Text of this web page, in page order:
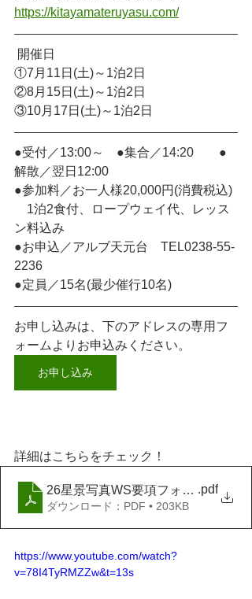
https://kitayamateruyasu.com/
開催日
①7月11日(土)～1泊2日
②8月15日(土)～1泊2日
③10月17日(土)～1泊2日
●受付／13:00～　●集合／14:20　　●
解散／翌日12:00
●参加料／お一人様20,000円(消費税込)
1泊2食付、ロープウェイ代、レッス
ン料込み
●お申込／アルブ天元台　TEL0238-55-
2236
●定員／15名(最少催行10名)
お申し込みは、下のアドレスの専用フ
ォームよりお申込みください。
お申し込み
詳細はこちらをチェック！
26星景写真WS要項フォームバージ
.pdf
ダウンロード：PDF • 203KB
https://www.youtube.com/watch?
v=78I4TyRMZZw&t=13s